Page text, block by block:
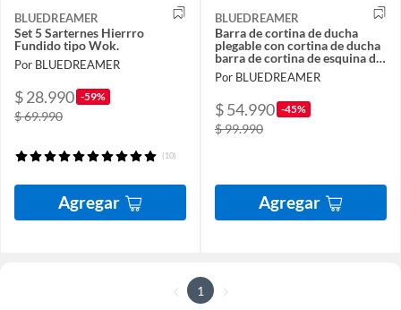
BLUEDREAMER
Set 5 Sarternes Hierrro
Fundido tipo Wok.
Por BLUEDREAMER
$ 28.990 -59%
$ 69.990
(10)
Agregar
BLUEDREAMER
Barra de cortina de ducha
plegable con cortina de ducha
barra de cortina de esquina de
5 pliegues
Por BLUEDREAMER
$ 54.990 -45%
$ 99.990
Agregar
1